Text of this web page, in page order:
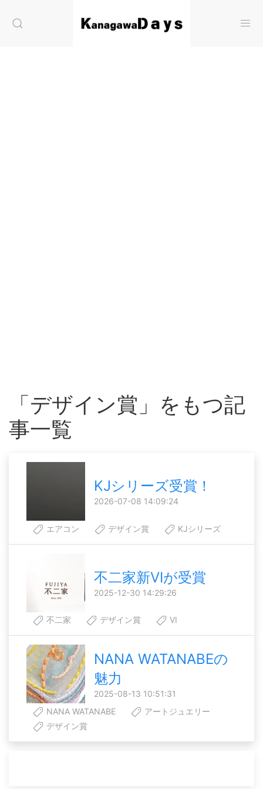
「デザイン賞」をもつ記
事一覧
KJシリーズ受賞！
2026-07-08 14:09:24
エアコン デザイン賞 KJシリーズ
不二家新VIが受賞
2025-12-30 14:29:26
不二家 デザイン賞 VI
NANA WATANABEの
魅力
2025-08-13 10:51:31
NANA WATANABE
アートジュエリー
デザイン賞